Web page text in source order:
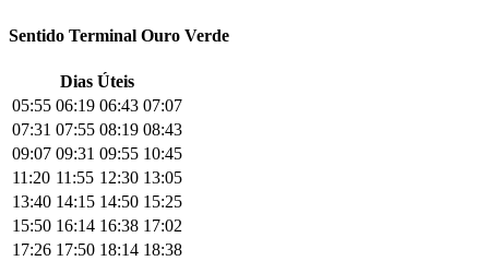
Sentido Terminal Ouro Verde
Dias Úteis
05:55 06:19 06:43 07:07
07:31 07:55 08:19 08:43
09:07 09:31 09:55 10:45
11:20 11:55 12:30 13:05
13:40 14:15 14:50 15:25
15:50 16:14 16:38 17:02
17:26 17:50 18:14 18:38